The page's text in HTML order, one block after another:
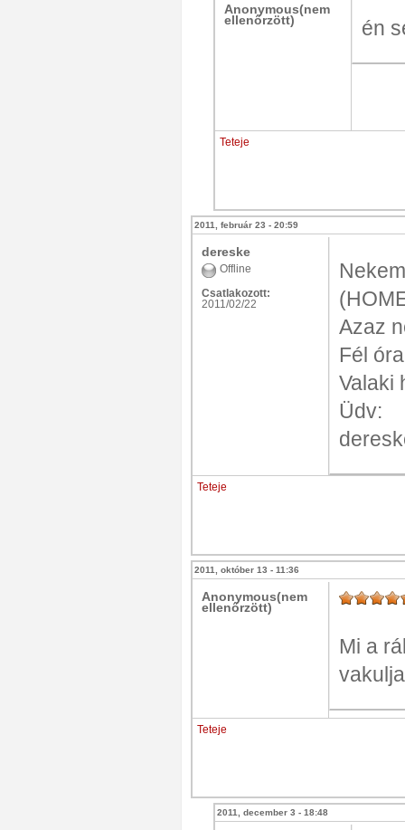
Anonymous(nem
ellenőrzött) én
Teteje
2011, február 23 - 20:59
dereske
Offline
Csatlakozott:
2011/02/22
Azaz
Fél
Valaki
Üdv:
Teteje
2011, október 13 - 11:36
Anonymous(nem
ellenőrzött)
Mi a
Teteje
2011, december 3 - 18:48